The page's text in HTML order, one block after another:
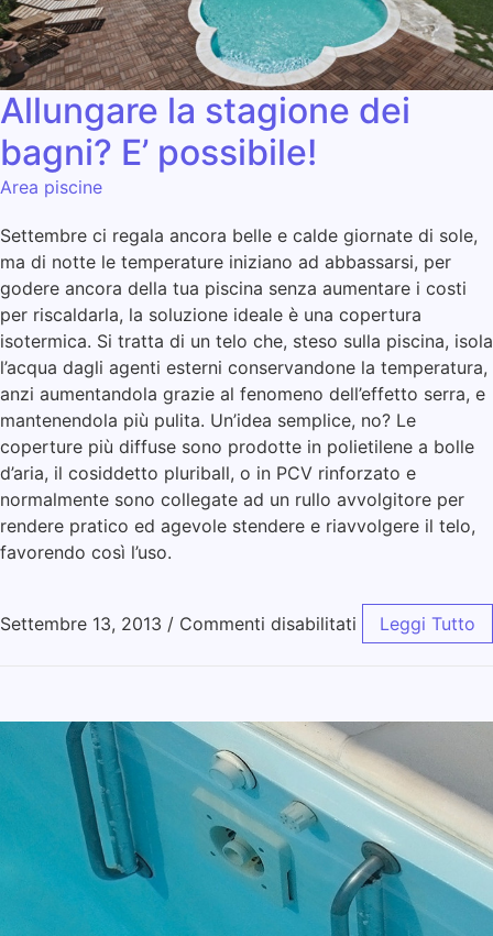
Allungare la stagione dei
bagni? E’ possibile!
Area piscine
Settembre ci regala ancora belle e calde giornate di sole,
ma di notte le temperature iniziano ad abbassarsi, per
godere ancora della tua piscina senza aumentare i costi
per riscaldarla, la soluzione ideale è una copertura
isotermica. Si tratta di un telo che, steso sulla piscina, isola
l’acqua dagli agenti esterni conservandone la temperatura,
anzi aumentandola grazie al fenomeno dell’effetto serra, e
mantenendola più pulita. Un’idea semplice, no? Le
coperture più diffuse sono prodotte in polietilene a bolle
d’aria, il cosiddetto pluriball, o in PCV rinforzato e
normalmente sono collegate ad un rullo avvolgitore per
rendere pratico ed agevole stendere e riavvolgere il telo,
favorendo così l’uso.
Settembre 13, 2013 / Commenti disabilitati Leggi Tutto